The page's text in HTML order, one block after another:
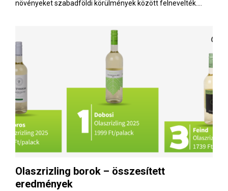
Unövényeket szabadföldi körülmények között felnevelték....
Olaszrizling borok – összesített
eredmények